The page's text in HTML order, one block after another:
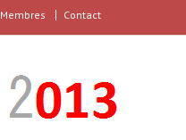
Membres Contact